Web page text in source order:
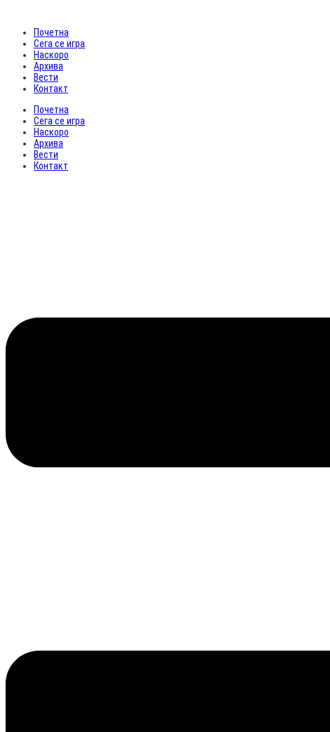
Почетна
Сега се игра
Наскоро
Архива
Вести
Контакт
Почетна
Сега се игра
Наскоро
Архива
Вести
Контакт